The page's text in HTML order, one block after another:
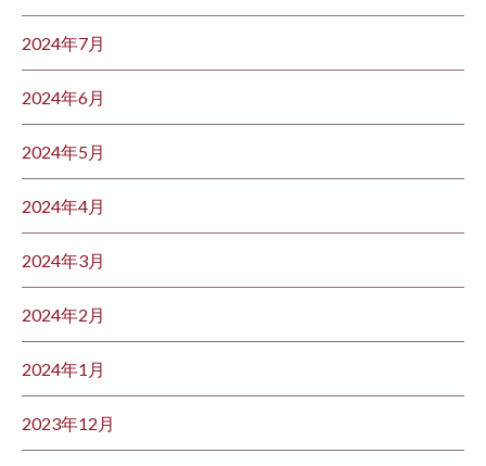
2024年7月
2024年6月
2024年5月
2024年4月
2024年3月
2024年2月
2024年1月
2023年12月